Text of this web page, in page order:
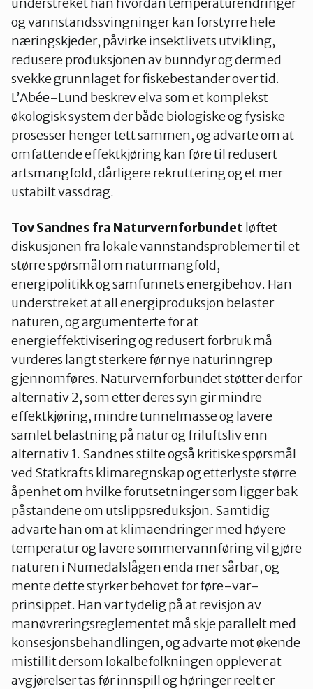
og vannstandssvingninger kan forstyrre hele
næringskjeder, påvirke insektlivets utvikling,
redusere produksjonen av bunndyr og dermed
svekke grunnlaget for fiskebestander over tid.
L’Abée-Lund beskrev elva som et komplekst
økologisk system der både biologiske og fysiske
prosesser henger tett sammen, og advarte om at
omfattende effektkjøring kan føre til redusert
artsmangfold, dårligere rekruttering og et mer
ustabilt vassdrag.
Tov Sandnes fra Naturvernforbundetløftet
diskusjonen fra lokale vannstandsproblemer til et
større spørsmål om naturmangfold,
energipolitikk og samfunnets energibehov. Han
understreket at all energiproduksjon belaster
naturen, og argumenterte for at
energieffektivisering og redusert forbruk må
vurderes langt sterkere før nye naturinngrep
gjennomføres. Naturvernforbundet støtter derfor
alternativ 2, som etter deres syn gir mindre
effektkjøring, mindre tunnelmasse og lavere
samlet belastning på natur og friluftsliv enn
alternativ 1. Sandnes stilte også kritiske spørsmål
ved Statkrafts klimaregnskap og etterlyste større
åpenhet om hvilke forutsetninger som ligger bak
påstandene om utslippsreduksjon. Samtidig
advarte han om at klimaendringer med høyere
temperatur og lavere sommervannføring vil gjøre
naturen i Numedalslågen enda mer sårbar, og
mente dette styrker behovet for føre-var-
prinsippet. Han var tydelig på at revisjon av
manøvreringsreglementet må skje parallelt med
konsesjonsbehandlingen, og advarte mot økende
mistillit dersom lokalbefolkningen opplever at
avgjørelser tas før innspill og høringer reelt er